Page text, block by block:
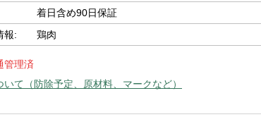
着日含め90日保証
報:
鶏肉
管理済
て（防除予定、原材料、マークなど）